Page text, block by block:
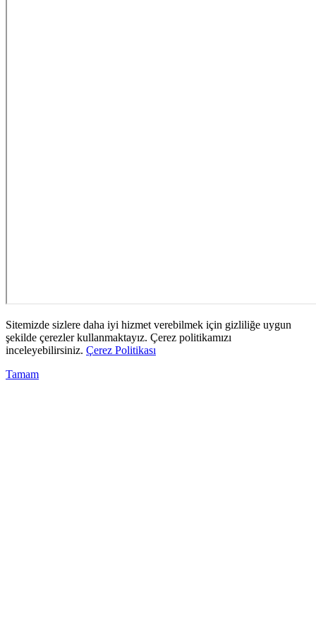
Sitemizde sizlere daha iyi hizmet verebilmek için gizliliğe uygun
şekilde çerezler kullanmaktayız. Çerez politikamızı
inceleyebilirsiniz. Çerez Politikası
Tamam